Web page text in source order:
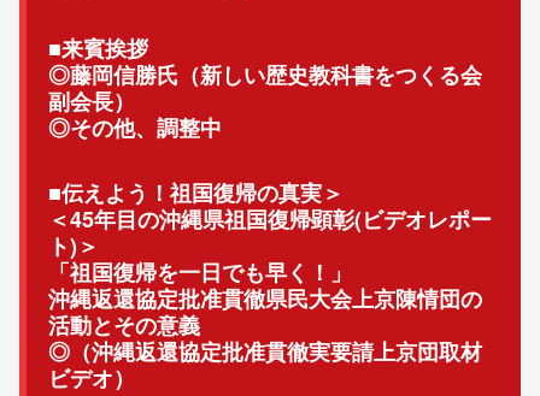
■来賓挨拶
◎藤岡信勝氏（新しい歴史教科書をつくる会
副会長）
◎その他、調整中
■伝えよう！祖国復帰の真実＞
＜45年目の沖縄県祖国復帰顕彰(ビデオレポー
ト)＞
「祖国復帰を一日でも早く！」
沖縄返還協定批准貫徹県民大会上京陳情団の
活動とその意義
◎（沖縄返還協定批准貫徹実要請上京団取材
ビデオ）